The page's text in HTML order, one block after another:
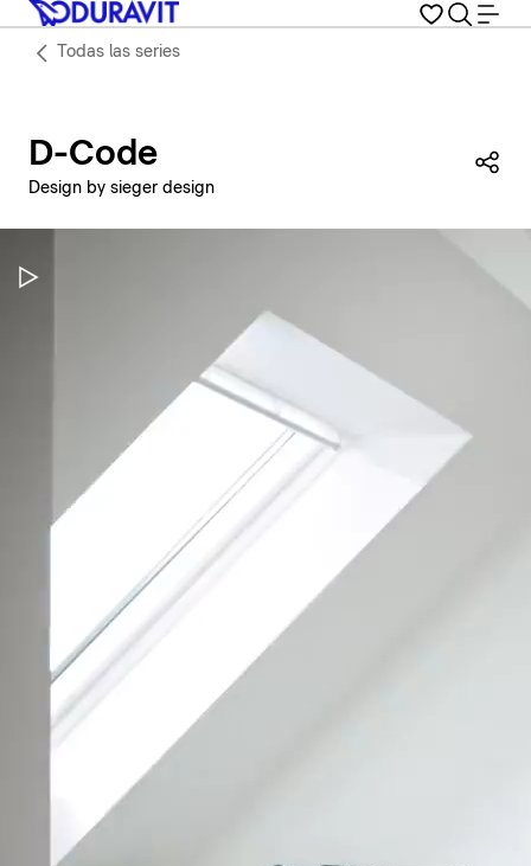
Todas las series
D-Code
Design by sieger design
Pausar vídeo